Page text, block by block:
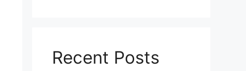
Recent Posts